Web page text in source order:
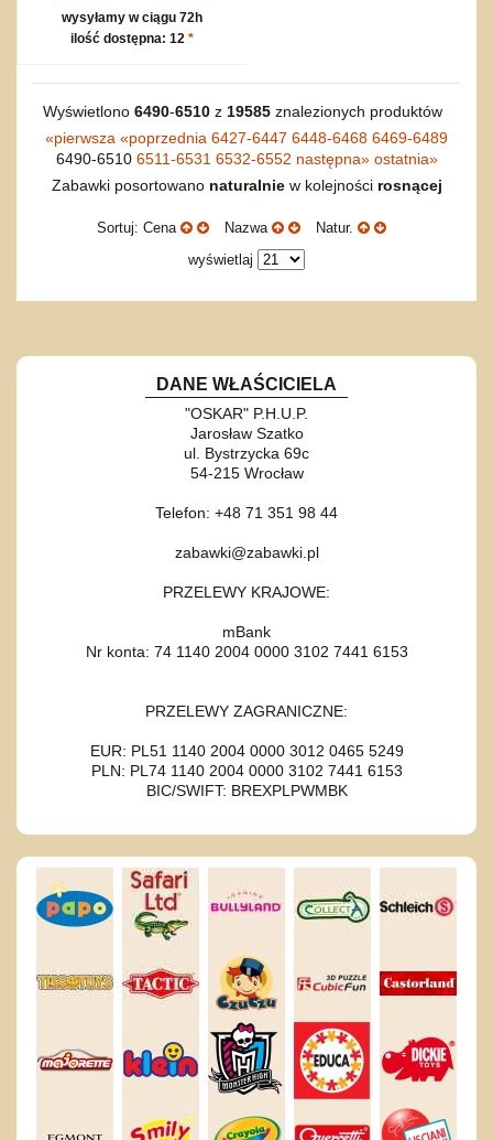
wysyłamy w ciągu 72h
ilość dostępna: 12 *
Wyświetlono 6490-6510z 19585znalezionych produktów
«pierwsza «poprzednia 6427-6447 6448-6468 6469-6489
6490-6510 6511-6531 6532-6552 następna» ostatnia»
Zabawki posortowano naturalniew kolejności rosnącej
Sortuj: Cena Nazwa
Natur.
wyświetlaj
DANE WŁAŚCICIELA
"OSKAR" P.H.U.P.
Jarosław Szatko
ul. Bystrzycka 69c
54-215 Wrocław
Telefon: +48 71 351 98 44
zabawki@zabawki.pl
PRZELEWY KRAJOWE:
mBank
Nr konta: 74 1140 2004 0000 3102 7441 6153
PRZELEWY ZAGRANICZNE:
EUR: PL51 1140 2004 0000 3012 0465 5249
PLN: PL74 1140 2004 0000 3102 7441 6153
BIC/SWIFT: BREXPLPWMBK